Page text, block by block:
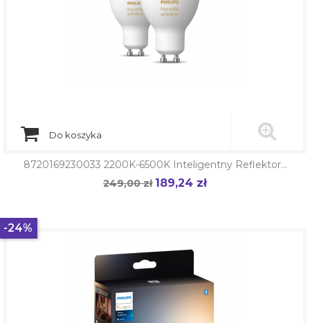
Do koszyka
8720169230033 2200K-6500K Inteligentny Reflektor...
Cena
249,00 zł Cena
189,24 zł
-24%